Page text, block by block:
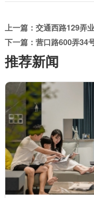
上一篇：交通西路129弄
下一篇：营口路600弄34
推荐新闻